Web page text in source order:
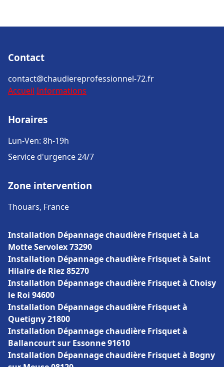
Contact
contact@chaudiereprofessionnel-72.fr
Accueil Informations
Horaires
Lun-Ven: 8h-19h
Service d'urgence 24/7
Zone intervention
Thouars, France
Installation Dépannage chaudière Frisquet à La
Motte Servolex 73290
Installation Dépannage chaudière Frisquet à Saint
Hilaire de Riez 85270
Installation Dépannage chaudière Frisquet à Choisy
le Roi 94600
Installation Dépannage chaudière Frisquet à
Quetigny 21800
Installation Dépannage chaudière Frisquet à
Ballancourt sur Essonne 91610
Installation Dépannage chaudière Frisquet à Bogny